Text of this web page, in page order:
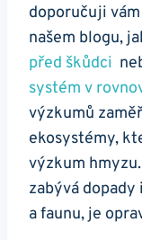
doporučuji
‍našem blogu,
před škůdci
systém v‌
výzkumů⁤
ekosystémy,
‍výzkum
zabývá
a faunu, je